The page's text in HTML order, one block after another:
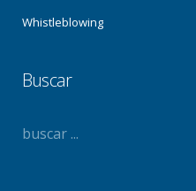
Whistleblowing
Buscar